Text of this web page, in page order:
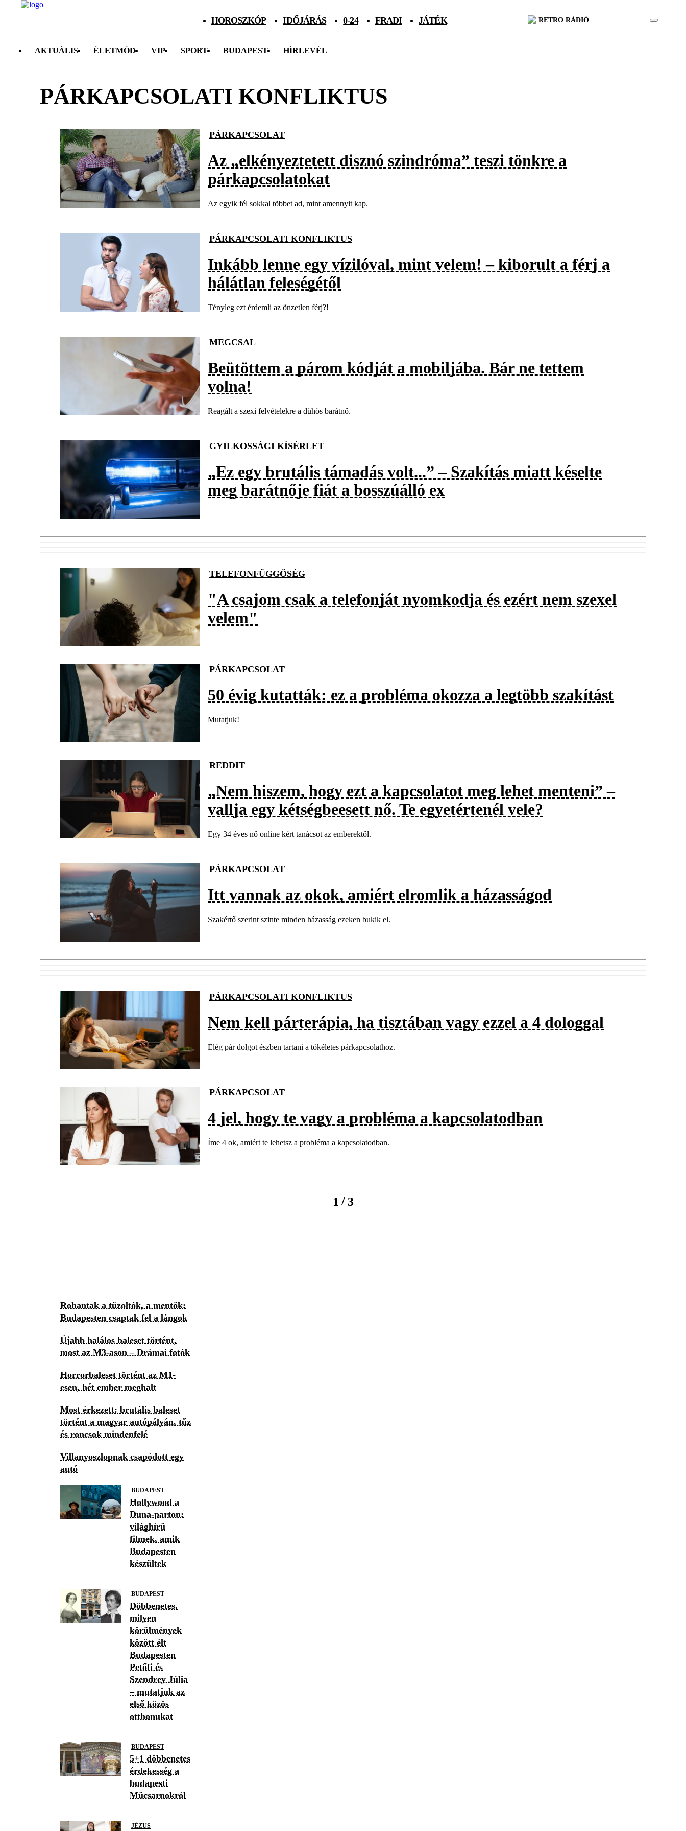
HOROSZKÓP IDŐJÁRÁS 0-24 FRADI JÁTÉK RETRO RÁDIÓ
AKTUÁLIS ÉLETMÓD VIP SPORT BUDAPEST HÍRLEVÉL
PÁRKAPCSOLATI KONFLIKTUS
PÁRKAPCSOLAT
Az „elkényeztetett disznó szindróma” teszi tönkre a
párkapcsolatokat
Az egyik fél sokkal többet ad, mint amennyit kap.
PÁRKAPCSOLATI KONFLIKTUS
Inkább lenne egy vízilóval, mint velem! – kiborult a férj a
hálátlan feleségétől
Tényleg ezt érdemli az önzetlen férj?!
MEGCSAL
Beütöttem a párom kódját a mobiljába. Bár ne tettem
volna!
Reagált a szexi felvételekre a dühös barátnő.
GYILKOSSÁGI KÍSÉRLET
„Ez egy brutális támadás volt...” – Szakítás miatt késelte
meg barátnője fiát a bosszúálló ex
TELEFONFÜGGŐSÉG
"A csajom csak a telefonját nyomkodja és ezért nem szexel
velem"
PÁRKAPCSOLAT
50 évig kutatták: ez a probléma okozza a legtöbb szakítást
Mutatjuk!
REDDIT
„Nem hiszem, hogy ezt a kapcsolatot meg lehet menteni” –
vallja egy kétségbeesett nő. Te egyetértenél vele?
Egy 34 éves nő online kért tanácsot az emberektől.
PÁRKAPCSOLAT
Itt vannak az okok, amiért elromlik a házasságod
Szakértő szerint szinte minden házasság ezeken bukik el.
PÁRKAPCSOLATI KONFLIKTUS
Nem kell párterápia, ha tisztában vagy ezzel a 4 dologgal
Elég pár dolgot észben tartani a tökéletes párkapcsolathoz.
PÁRKAPCSOLAT
4 jel, hogy te vagy a probléma a kapcsolatodban
Íme 4 ok, amiért te lehetsz a probléma a kapcsolatodban.
1 / 3
Rohantak a tűzoltók, a mentők:
Budapesten csaptak fel a lángok
Újabb halálos baleset történt,
most az M3-ason – Drámai fotók
Horrorbaleset történt az M1-
esen, hét ember meghalt
Most érkezett: brutális baleset
történt a magyar autópályán, tűz
és roncsok mindenfelé
Villanyoszlopnak csapódott egy
autó
BUDAPEST
Hollywood a
Duna-parton:
világhírű
filmek, amik
Budapesten
készültek
BUDAPEST
Döbbenetes,
milyen
körülmények
között élt
Budapesten
Petőfi és
Szendrey Júlia
– mutatjuk az
első közös
otthonukat
BUDAPEST
5+1 döbbenetes
érdekesség a
budapesti
Műcsarnokról
JÉZUS